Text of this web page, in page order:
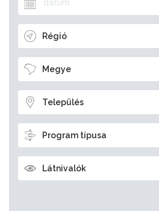
Régió
Megye
Település
Program típusa
Látnivalók